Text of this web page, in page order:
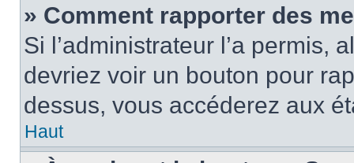
» Comment rapporter des
Si l’administrateur l’a permis,
devriez voir un bouton pour
dessus, vous accéderez aux
Haut